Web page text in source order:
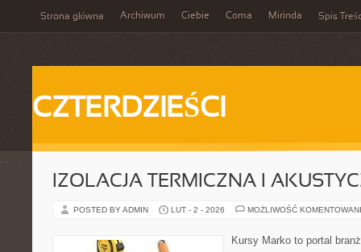
Strona główna Archiwum Ciebie Coma Mirinda Spis
CZTERDZIEŚCI
IZOLACJA TERMICZNA I
POSTED BY ADMIN LUT - 2 - 2026 MOŻLIWOŚĆ
Kursy Marko to portal